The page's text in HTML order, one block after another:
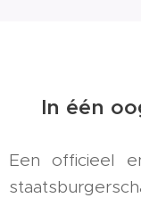
✅ In één
Een officieel